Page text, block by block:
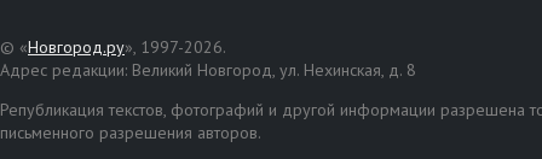
© «Новгород.ру», 1997-2026.
Адрес редакции: Великий Новгород, ул. Нехинская, д. 8
Републикация текстов, фотографий и другой информации разрешена
письменного разрешения авторов.